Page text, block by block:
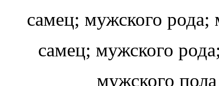
самец; мужского
самец; мужского
мужского